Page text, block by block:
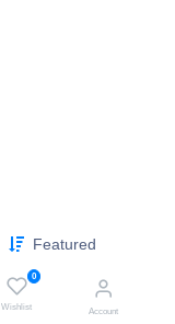
Featured
0
Wishlist Account